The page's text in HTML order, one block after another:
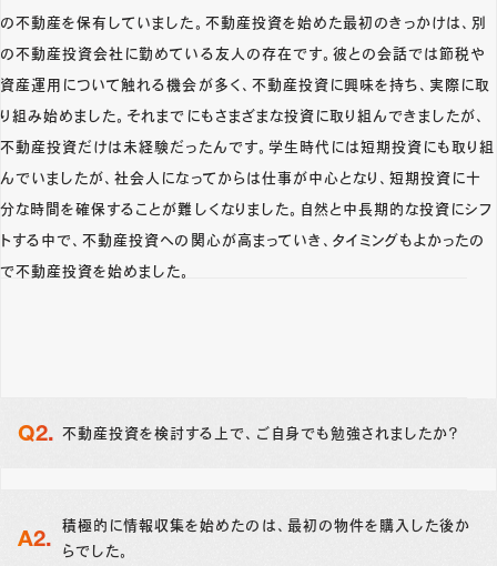
の不動産を保有していました。不動産投資を始めた最初のきっかけは、別
の不動産投資会社に勤めている友人の存在です。彼との会話では節税や
資産運用について触れる機会が多く、不動産投資に興味を持ち、実際に取
り組み始めました。それまでにもさまざまな投資に取り組んできましたが、
不動産投資だけは未経験だったんです。学生時代には短期投資にも取り組
んでいましたが、社会人になってからは仕事が中心となり、短期投資に十
分な時間を確保することが難しくなりました。自然と中長期的な投資にシフ
トする中で、不動産投資への関心が高まっていき、タイミングもよかったの
で不動産投資を始めました。
不動産投資を検討する上で、ご自身でも勉強されましたか？
積極的に情報収集を始めたのは、最初の物件を購入した後か
らでした。